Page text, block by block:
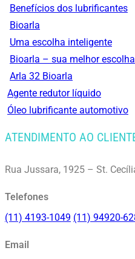
Benefícios dos lubrificantes
Bioarla
Uma escolha inteligente
Bioarla – sua melhor escolha
Arla 32 Bioarla
Agente redutor líquido
Óleo lubrificante automotivo
ATENDIMENTO AO
Rua Jussara, 1925 – St.
Telefones
(11) 4193-1049 (11) 94920-
Email